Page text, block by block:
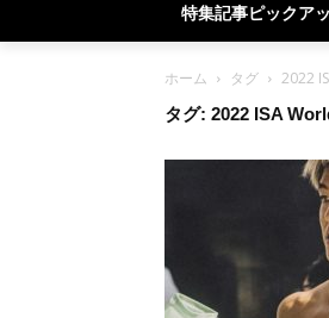
特集記事ピックア
ホーム タグ
2022
タグ: 2022 ISA